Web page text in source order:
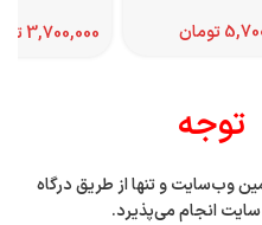
تومان
وب‌سایت و تنها از طریق درگاه
انجام می‌پذیرد.